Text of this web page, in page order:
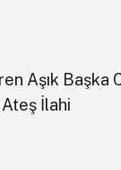
Aşık Başka
İlahi